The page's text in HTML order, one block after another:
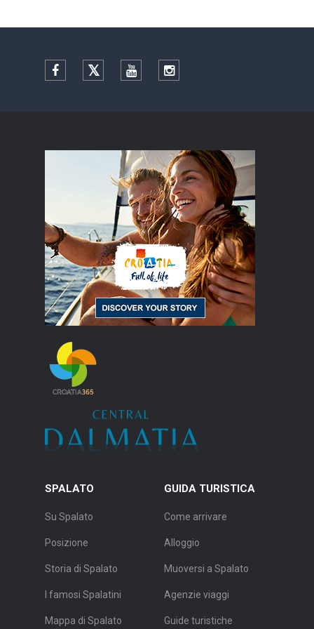
Facebook TwitterYouTubeInstagram
SPALATO
Su Spalato
Posizione
Storia di Spalato
I famosi Spalatini
Mappa di Spalato
GUIDA TURISTICA
Come arrivare
Alloggio
Muoversi a Spalato
Agenzie viaggi
Guide turistiche